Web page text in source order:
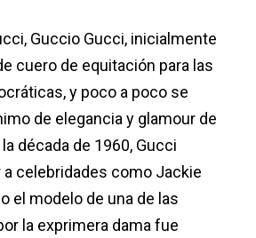
Guccio Gucci, inicialmente
cuero de equitación para las
y poco a poco se
de elegancia y glamour de
década de 1960, Gucci
celebridades como Jackie
el modelo de una de las
la exprimera dama fue